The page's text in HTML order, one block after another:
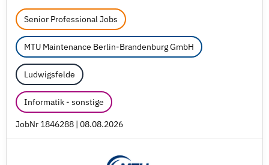
Senior Professional Jobs
MTU Maintenance Berlin-Brandenburg GmbH
Ludwigsfelde
Informatik - sonstige
JobNr 1846288 | 08.08.2026